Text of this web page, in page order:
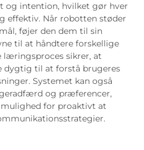
og intention, hvilket gør hver
effektiv. Når robotten støder
føjer den dem til sin
til at håndtere forskellige
læringsproces sikrer, at
dygtig til at forstå brugeres
Systemet kan også
og præferencer,
for proaktivt at